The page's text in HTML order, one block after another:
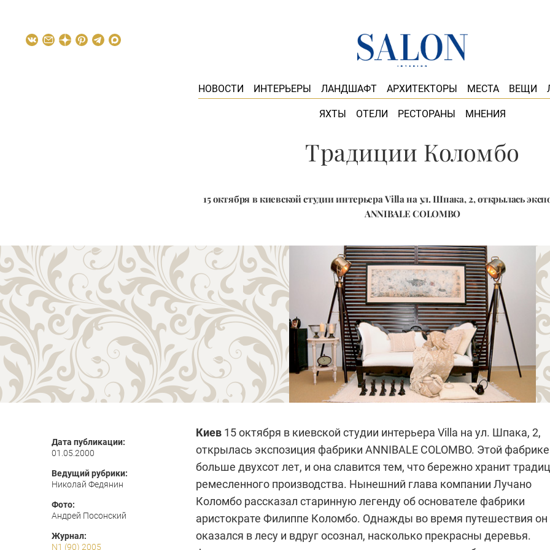
НОВОСТИ ИНТЕРЬЕРЫ ЛАНДШАФТ АРХИТЕКТОРЫ МЕСТА ВЕЩИ
ЯХТЫ ОТЕЛИ РЕСТОРАНЫ МНЕНИЯ
Традиции Коломбо
15 октября в киевской студии интерьера Villa на ул. Шпака, 2, открылась
ANNIBALE COLOMBO
Дата публикации:
01.05.2000
Ведущий рубрики:
Николай Федянин
Фото:
Андрей Посонский
Журнал:
N1 (90) 2005
Киев 15 октября в киевской студии интерьера Villa на ул. Шпака, 2,
открылась экспозиция фабрики ANNIBALE COLOMBO. Этой фабрике
больше двухсот лет, и она славится тем, что бережно хранит
ремесленного производства. Нынешний глава компании Лучано
Коломбо рассказал старинную легенду об основателе фабрики
аристократе Филиппе Коломбо. Однажды во время путешествия он
оказался в лесу и вдруг осознал, насколько прекрасны деревья.